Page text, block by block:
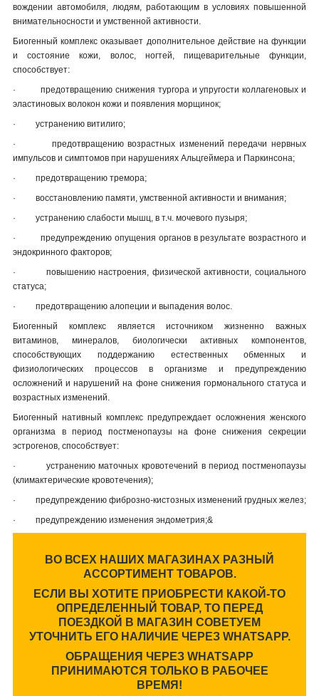
вождении автомобиля, людям, работающим в условиях повышенной
внимательносности и умственной активности.
Биогенный комплекс оказывает дополнительное действие на функции
и состояние кожи, волос, ногтей, пищеварительные функции,
способствует:
·
предотвращению снижения тургора и упругости коллагеновых и
эластиновых волокон кожи и появления морщинок;
·
устранению витилиго;
·
предотвращению возрастных изменений передачи нервных
импульсов и симптомов при нарушениях Альцгеймера и Паркинсона;
·
предотвращению тремора;
·
восстановлению памяти, умственной активности и внимания;
·
устранению слабости мышц, в т.ч. мочевого пузыря;
·
предупреждению опущения органов в результате возрастного и
эндокринного факторов;
·
повышению настроения, физической активности, социального
статуса;
·
предотвращению алопеции и выпадения волос.
Биогенный комплекс является источником жизненно важных
витаминов, минералов, биологически активных компонентов,
способствующих поддержанию естественных обменных и
физиологических процессов в организме и предупреждению
осложнений и нарушений на фоне снижения гормонального статуса и
возрастных изменений.
Биогенный нативный комплекс предупреждает осложнения женского
организма в период постменопаузы на фоне снижения секреции
эстрогенов, способствует:
·
устранению маточных кровотечений в период постменопаузы
(климактерические кровотечения);
·
предупреждению фиброзно-кистозных изменений грудных желез;
·
предупреждению изменения эндометрия;&
ВО ВСЕХ НАШИХ МАГАЗИНАХ РАЗНЫЙ
АССОРТИМЕНТ ТОВАРОВ.
ЕСЛИ ВЫ ХОТИТЕ ПРИОБРЕСТИ КАКОЙ-ТО
ОПРЕДЕЛЕННЫЙ ТОВАР, ТО ПЕРЕД
ПОЕЗДКОЙ В МАГАЗИН СОВЕТУЕМ
УТОЧНИТЬ ЕГО НАЛИЧИЕ ЧЕРЕЗ WHATSAPP.
ОБРАЩЕНИЯ ЧЕРЕЗ WHATSAPP
ПРИНИМАЮТСЯ ТОЛЬКО В РАБОЧЕЕ
ВРЕМЯ!